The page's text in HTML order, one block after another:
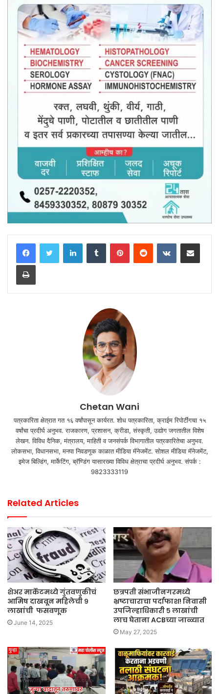
LinkedInTumblr PinterestReddit VKontakteShare via Email
Print
Chetan Wani
पत्रकारिता क्षेत्रात गत १६ वर्षांपासून कार्यरत. शोध पत्रकारिता, क्राईम रिपोर्टींगचा १५
वर्षांचा प्रदीर्घ अनुभव. राजकारण, प्रशासन, क्रीडा, संस्कृती, उद्योग जगतातील विशेष
लेखन. विविध दैनिक, मंत्रालय, माहिती व जनसंपर्क विभागातील पत्रकारितेचा अनुभव.
लोकसभा, विधानसभा, मनपा निवडणूक काळात मीडिया मॅनेजमेंट. सोशल मीडिया मॅनेजमेंट,
इमेज बिल्डिंग, मार्केटिंग, ब्रॅण्डिंग यासारख्या विविध क्षेत्राचा प्रदीर्घ अनुभव. संपर्क :
9823333119
Related Articles
शेअर मार्केटमध्ये गुंतवणुकीचं
आमिष दाखवून महिलेची ९
लाखांची फसवणूक
June 14, 2025
छत्रपती संभाजीनगरमध्ये
भ्रष्टाचाराचा पर्दाफाश! निवासी
उपजिल्हाधिकारी ५ लाखांची
लाच घेताना ACBच्या जाळ्यात
May 27, 2025